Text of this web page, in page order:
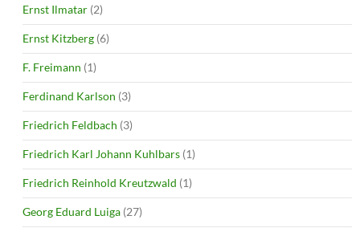
Ernst Ilmatar (2)
Ernst Kitzberg (6)
F. Freimann (1)
Ferdinand Karlson (3)
Friedrich Feldbach (3)
Friedrich Karl Johann Kuhlbars (1)
Friedrich Reinhold Kreutzwald (1)
Georg Eduard Luiga (27)